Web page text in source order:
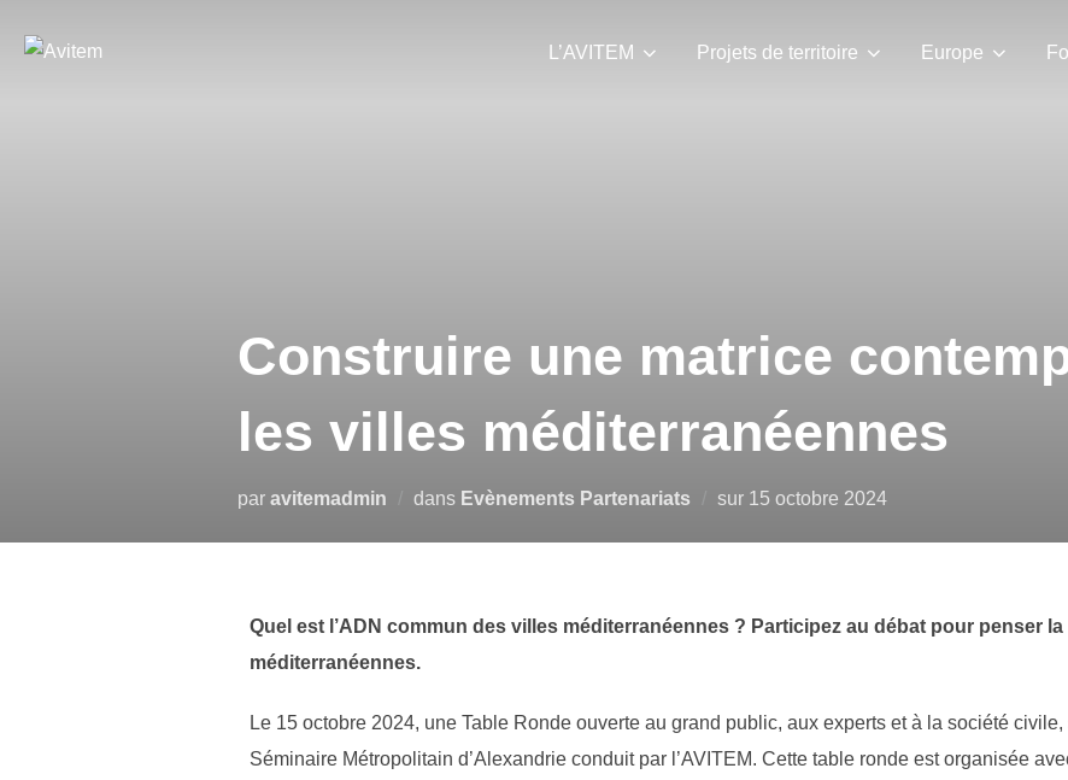
L’AVITEM Projets de territoire Europe
Construire une matrice
les villes méditerranéennes
par avitemadmin dans Evènements Partenariats sur 15 octobre 2024
Quel est l’ADN commun des villes méditerranéennes ? Participez au débat pour penser
méditerranéennes.
Le 15 octobre 2024, une Table Ronde ouverte au grand public, aux experts et à la société civile,
Séminaire Métropolitain d’Alexandrie conduit par l’AVITEM. Cette table ronde est organisée